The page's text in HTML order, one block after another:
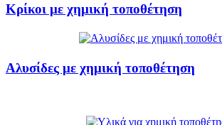
Κρίκοι με χημική τοποθέτηση
Αλυσίδες με χημική τοποθέτηση